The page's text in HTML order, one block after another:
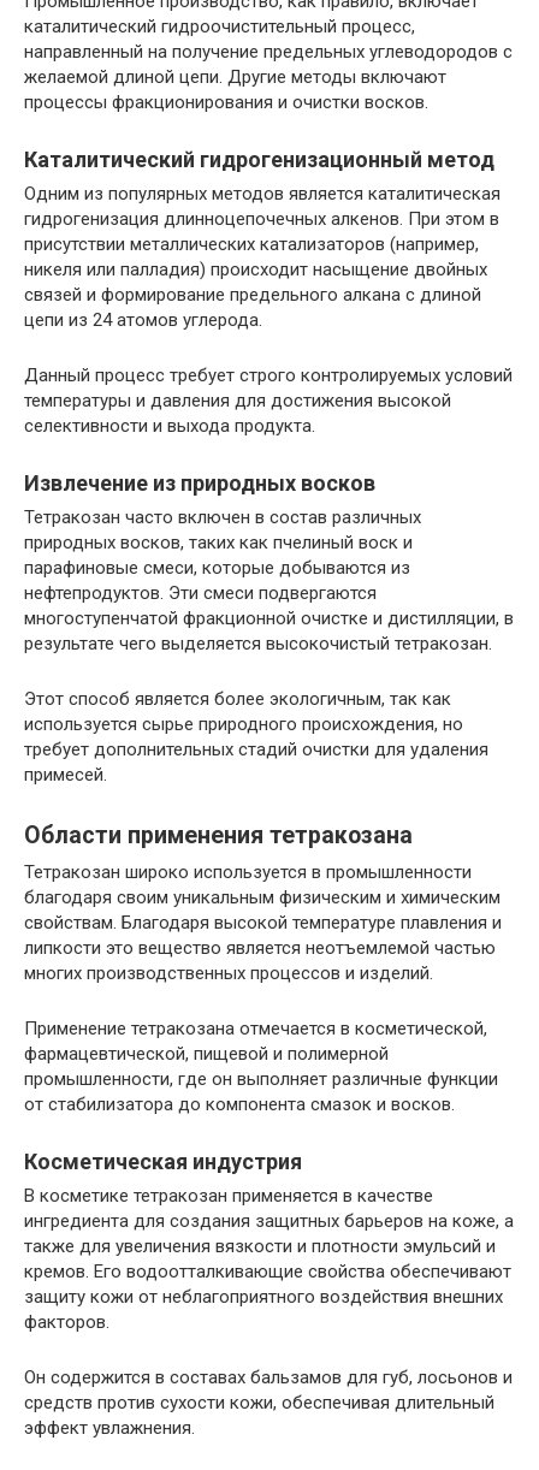
каталитический гидроочистительный процесс,
направленный на получение предельных углеводородов с
желаемой длиной цепи. Другие методы включают
процессы фракционирования и очистки восков.
Каталитический гидрогенизационный метод
Одним из популярных методов является каталитическая
гидрогенизация длинноцепочечных алкенов. При этом в
присутствии металлических катализаторов (например,
никеля или палладия) происходит насыщение двойных
связей и формирование предельного алкана с длиной
цепи из 24 атомов углерода.
Данный процесс требует строго контролируемых условий
температуры и давления для достижения высокой
селективности и выхода продукта.
Извлечение из природных восков
Тетракозан часто включен в состав различных
природных восков, таких как пчелиный воск и
парафиновые смеси, которые добываются из
нефтепродуктов. Эти смеси подвергаются
многоступенчатой фракционной очистке и дистилляции, в
результате чего выделяется высокочистый тетракозан.
Этот способ является более экологичным, так как
используется сырье природного происхождения, но
требует дополнительных стадий очистки для удаления
примесей.
Области применения тетракозана
Тетракозан широко используется в промышленности
благодаря своим уникальным физическим и химическим
свойствам. Благодаря высокой температуре плавления и
липкости это вещество является неотъемлемой частью
многих производственных процессов и изделий.
Применение тетракозана отмечается в косметической,
фармацевтической, пищевой и полимерной
промышленности, где он выполняет различные функции
от стабилизатора до компонента смазок и восков.
Косметическая индустрия
В косметике тетракозан применяется в качестве
ингредиента для создания защитных барьеров на коже, а
также для увеличения вязкости и плотности эмульсий и
кремов. Его водоотталкивающие свойства обеспечивают
защиту кожи от неблагоприятного воздействия внешних
факторов.
Он содержится в составах бальзамов для губ, лосьонов и
средств против сухости кожи, обеспечивая длительный
эффект увлажнения.